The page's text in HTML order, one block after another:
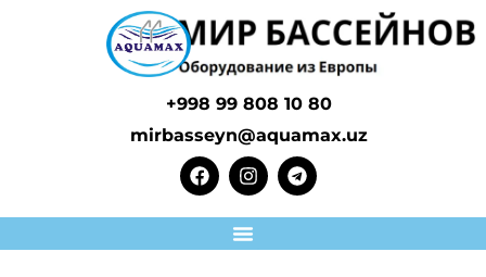
+998 99 808 10 80
mirbasseyn@aquamax.uz